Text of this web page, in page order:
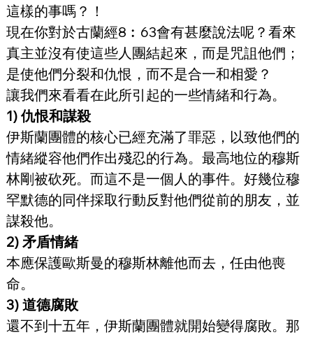
這樣的事嗎？！
現在你對於古蘭經8︰63會有甚麼說法呢？看來
真主並沒有使這些人團結起來，而是咒詛他們；
是使他們分裂和仇恨，而不是合一和相愛？
讓我們來看看在此所引起的一些情緒和行為。
1) 仇恨和謀殺
伊斯蘭團體的核心已經充滿了罪惡，以致他們的
情緒縱容他們作出殘忍的行為。最高地位的穆斯
林剛被砍死。而這不是一個人的事件。好幾位穆
罕默德的同伴採取行動反對他們從前的朋友，並
謀殺他。
2) 矛盾情緒
本應保護歐斯曼的穆斯林離他而去，任由他喪
命。
3) 道德腐敗
還不到十五年，伊斯蘭團體就開始變得腐敗。那